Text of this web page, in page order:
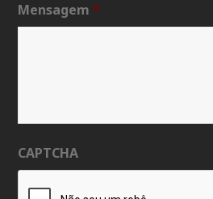
Mensagem *
CAPTCHA